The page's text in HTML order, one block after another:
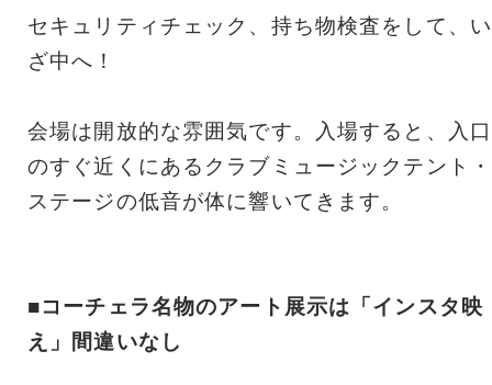
セキュリティチェック、持ち物検査をして、い
ざ中へ！
会場は開放的な雰囲気です。入場すると、入口
のすぐ近くにあるクラブミュージックテント・
ステージの低音が体に響いてきます。
■コーチェラ名物のアート展示は「インスタ映
え」間違いなし